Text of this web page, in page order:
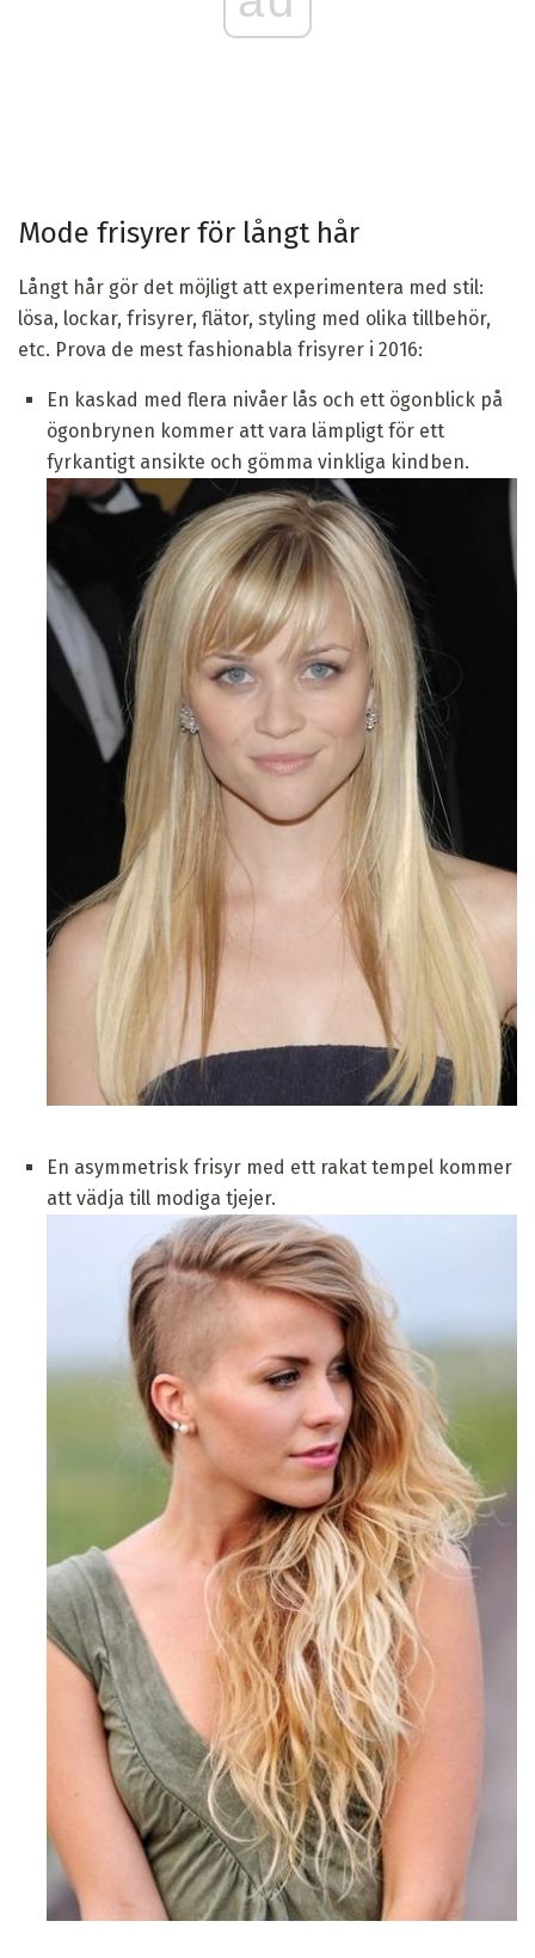
Mode frisyrer för långt hår
Långt hår gör det möjligt att experimentera med stil:
lösa, lockar, frisyrer, flätor, styling med olika tillbehör,
etc. Prova de mest fashionabla frisyrer i 2016:
En kaskad med flera nivåer lås och ett ögonblick på
ögonbrynen kommer att vara lämpligt för ett
fyrkantigt ansikte och gömma vinkliga kindben.
En asymmetrisk frisyr med ett rakat tempel kommer
att vädja till modiga tjejer.